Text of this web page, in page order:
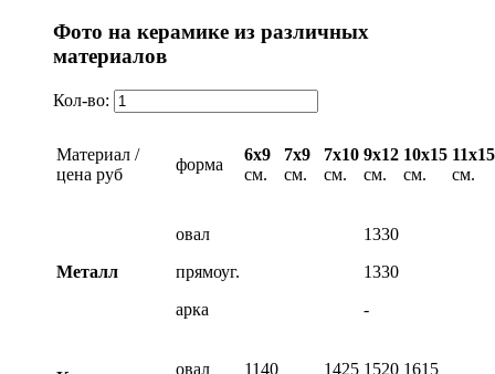
Фото на керамике из различных
материалов
Кол-во:
Материал /
цена руб
форма
6х9
см.
7х9
см.
7х10
см.
9х12
см.
10х15
см.
11х15
см.
Металл
овал
прямоуг.
арка
1330
1330
-
овал
1140
1425 1520 1615